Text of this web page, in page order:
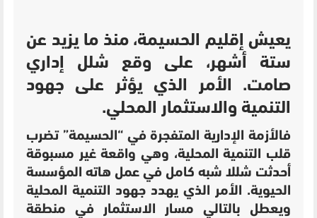
يعيش إقليم الحسيمة، منذ ما يزيد عن
ستة أشهر، على وقع شلل إداري
صامت. الأمر الذي يؤثر على جهود
التنمية والاستثمار المحلي.
فالأزمة الإدارية المتفجرة في “الحسيمة” تضرب
قلب التنمية المحلية، وهي واقعة غير مسبوقة
أحدثت شللا شبه كامل في عمل هاته المؤسسة
الحيوية. الأمر الذي يهدد جهود التنمية المحلية
ويعطل بالتالي مسار الاستثمار في منطقة